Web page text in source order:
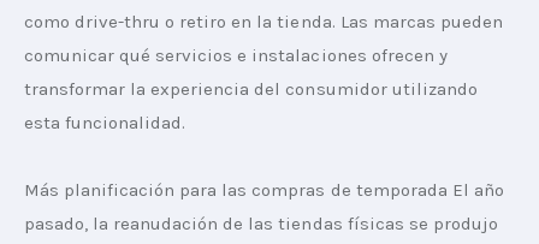
como drive-thru o retiro en la tienda. Las marcas pueden
comunicar qué servicios e instalaciones ofrecen y
transformar la experiencia del consumidor utilizando
esta funcionalidad.
Más planificación para las compras de temporada El año
pasado, la reanudación de las tiendas físicas se produjo